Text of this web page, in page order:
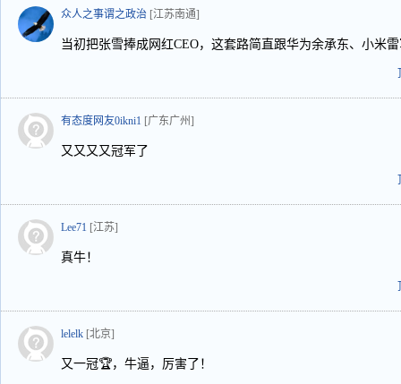
众人之事谓之政治 [江苏南通]
当初把张雪捧成网红CEO，这套路简直跟华为余承东、小米
有态度网友0ikni1 [广东广州]
又又又又冠军了
Lee71 [江苏]
真牛！
lelelk [北京]
又一冠🏆，牛逼，厉害了！